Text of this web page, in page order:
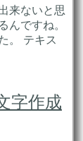
来ないと思
んですね。
。 テキス
字作成